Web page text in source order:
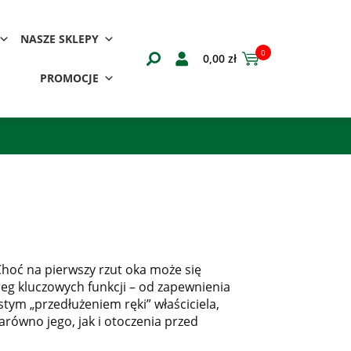
NASZE SKLEPY
PROMOCJE
0,00 zł 0
na pierwszy rzut oka może się
kluczowych funkcji – od zapewnienia
„przedłużeniem ręki” właściciela,
jego, jak i otoczenia przed